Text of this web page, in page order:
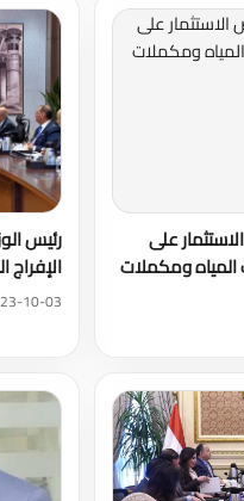
على
ومكملات
رئيس
10-03